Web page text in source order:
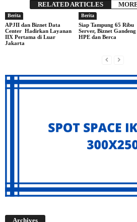
RELATED ARTICLES
Berita
APJII dan Biznet Data
Center Hadirkan Layanan
IIX Pertama di Luar
Jakarta
Berita
Siap Tampung 65 Ribu
Server, Biznet Gandeng
HPE dan Berca
Archives